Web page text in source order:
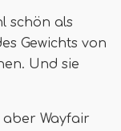
schön als
Gewichts von
Und sie
aber Wayfair